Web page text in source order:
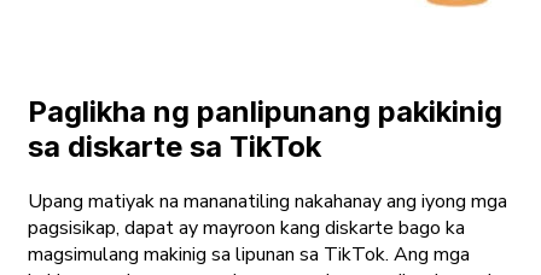
Paglikha ng panlipunang pakikinig
sa diskarte sa TikTok
Upang matiyak na mananatiling nakahanay ang iyong mga
pagsisikap, dapat ay mayroon kang diskarte bago ka
magsimulang makinig sa lipunan sa TikTok. Ang mga